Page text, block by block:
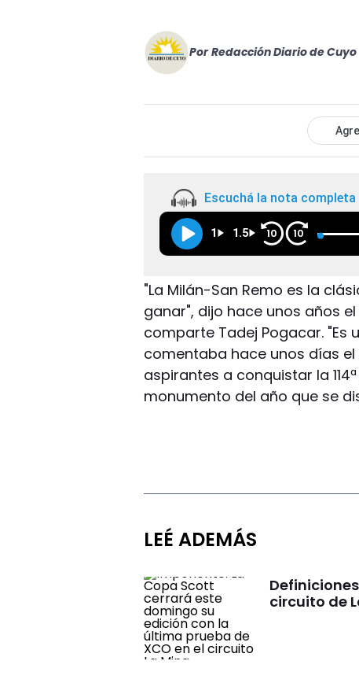
Por Redacción Diario de Cuyo
Escuchá la nota completa
1 1.5 10 10
"La Milán-San Remo es la
ganar", dijo hace unos años
comparte Tadej Pogacar. "Es
comentaba hace unos días el
aspirantes a conquistar la
monumento del año que se
LEÉ ADEMÁS
circuito de